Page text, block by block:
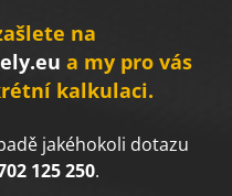
na
a my pro vás
kalkulaci.
jakéhokoli dotazu
125 250.